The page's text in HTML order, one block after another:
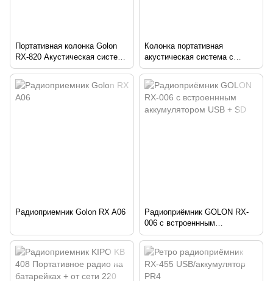
Портативная колонка Golon
RX-820 Акустическая система
Bluetooth + радио + микрофон
+ пульт + светомузыка
Колонка портативная
акустическая система с
микрофоном и FM радио BT
Golon RX 810
Радиоприемник Golon RX A06
Радиоприёмник GOLON RX-
006 с встроеннным
аккумулятором USB + SD